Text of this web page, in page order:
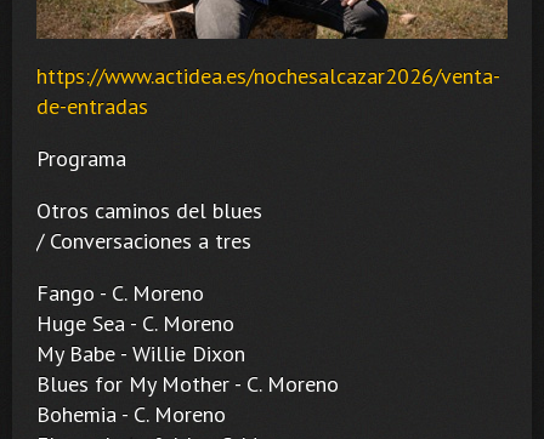
https://www.actidea.es/nochesalcazar2026/venta-
de-entradas
Programa
Otros caminos del blues
/ Conversaciones a tres
Fango - C. Moreno
Huge Sea - C. Moreno
My Babe - Willie Dixon
Blues for My Mother - C. Moreno
Bohemia - C. Moreno